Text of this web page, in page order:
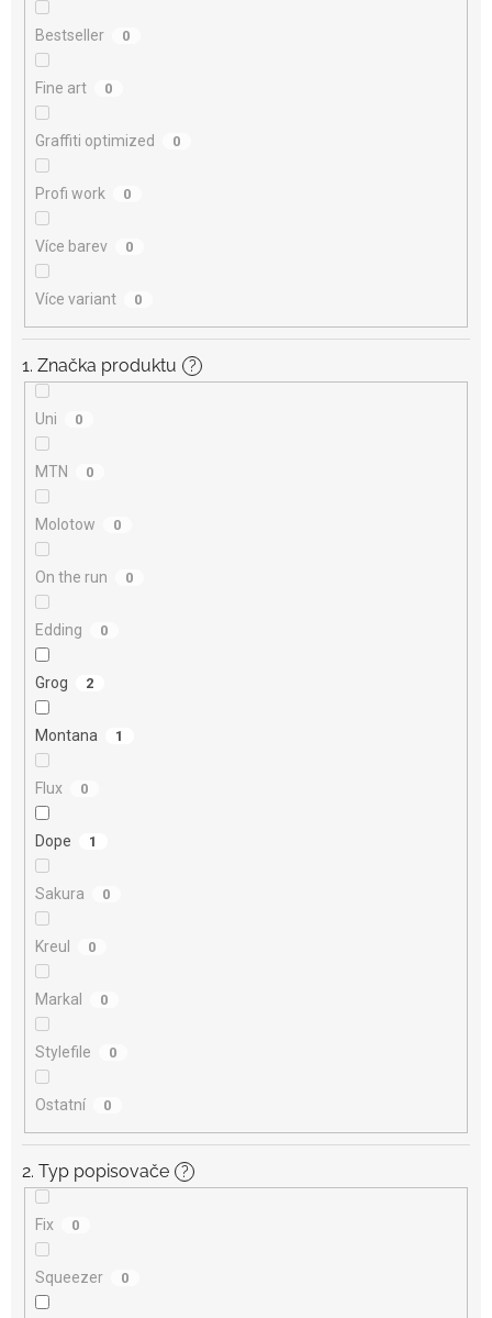
Bestseller 0
Fine art 0
Graffiti optimized 0
Profi work 0
Více barev 0
Více variant 0
1. Značka produktu ?
Uni 0
MTN 0
Molotow 0
On the run 0
Edding 0
Grog 2
Montana 1
Flux 0
Dope 1
Sakura 0
Kreul 0
Markal 0
Stylefile 0
Ostatní 0
2. Typ popisovače ?
Fix 0
Squeezer 0